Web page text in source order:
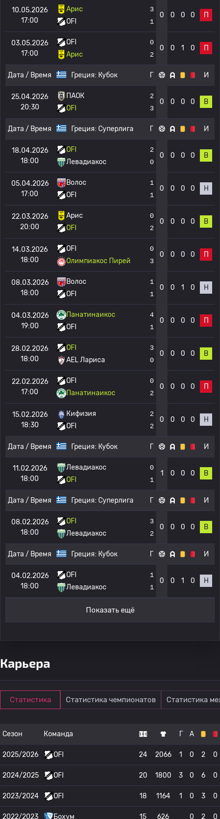
10.05.2026
17:00
Арис
OFI
3
1
0 0 0 0 П
03.05.2026
17:00
OFI
Арис
0
2
0 0 1 0 П
Дата / Время Греция: Кубок Г И
25.04.2026
20:30
ПАОК
OFI
2
3
0 0 0 0 В
Дата / Время Греция: Суперлига Г И
18.04.2026
18:00
OFI
Левадиакос
2
0
0 0 0 0 В
05.04.2026
17:00
Волос
OFI
1
1
0 0 0 0 Н
22.03.2026
20:00
Арис
OFI
0
2
0 0 0 0 В
14.03.2026
18:00
OFI
Олимпиакос Пирей
0
3
0 0 0 0 П
08.03.2026
18:00
Волос
OFI
1
1
0 0 1 0 Н
04.03.2026
19:00
Панатинаикос
OFI
4
1
0 0 0 0 П
28.02.2026
18:00
OFI
AEL Лариса
3
0
0 0 0 0 В
22.02.2026
17:00
OFI
Панатинаикос
0
2
0 0 0 0 П
15.02.2026
18:30
Кифизия
OFI
2
2
0 0 0 0 Н
Дата / Время Греция: Кубок Г И
11.02.2026
18:00
Левадиакос
OFI
0
1
1 0 0 0 В
Дата / Время Греция: Суперлига Г И
08.02.2026
18:00
OFI
Левадиакос
3
2
0 0 0 0 В
Дата / Время Греция: Кубок Г И
04.02.2026
18:00
OFI
Левадиакос
1
1
0 0 1 0 Н
Показать ещё
Карьера
Статистика Статистика чемпионатов Статистика
Сезон Команда Г А
2025/2026 OFI 24 2066 1 0 2 0
2024/2025 OFI 20 1800 3 0 6 0
2023/2024 OFI 18 1164 1 0 3 0
2022/2023 Бохум 15 626 0 2 0